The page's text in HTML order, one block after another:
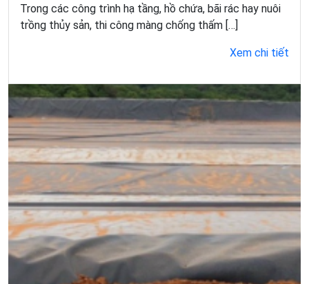
Trong các công trình hạ tầng, hồ chứa, bãi rác hay nuôi
trồng thủy sản, thi công màng chống thấm […]
Xem chi tiết